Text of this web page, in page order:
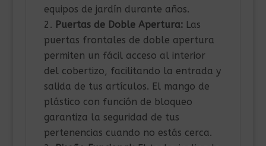
equipos de jardín durante años.
Puertas de Doble Apertura:Las
puertas frontales de doble apertura
permiten un fácil acceso al interior
del cobertizo, facilitando la entrada y
salida de tus artículos. El mango de
plástico con función de bloqueo
garantiza la seguridad de tus
pertenencias cuando no estás cerca.